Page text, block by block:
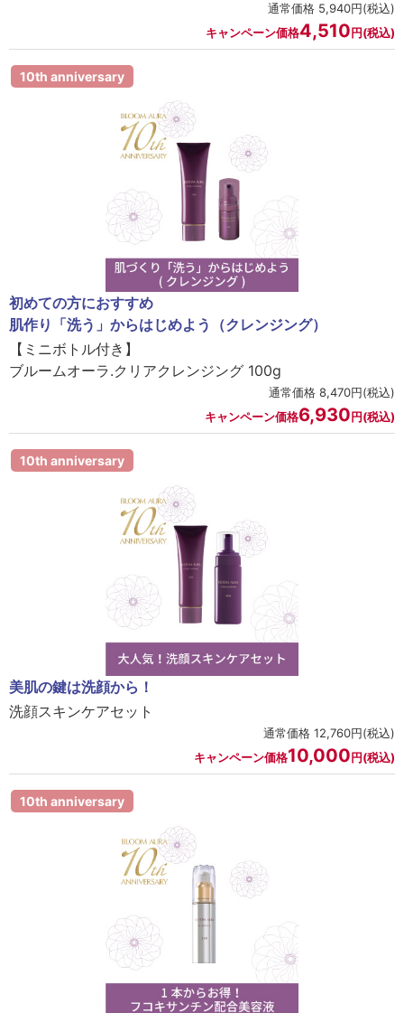
通常価格 5,940円(税込)
キャンペーン価格4,510円(税込)
10th anniversary
初めての方におすすめ
肌作り「洗う」からはじめよう（クレンジング）
【ミニボトル付き】
ブルームオーラ.クリアクレンジング 100g
通常価格 8,470円(税込)
キャンペーン価格6,930円(税込)
10th anniversary
美肌の鍵は洗顔から！
洗顔スキンケアセット
通常価格 12,760円(税込)
キャンペーン価格10,000円(税込)
10th anniversary